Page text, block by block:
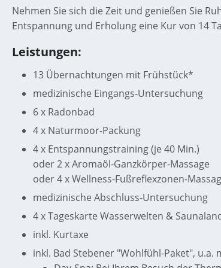
Nehmen Sie sich die Zeit und genießen Sie
Entspannung und Erholung eine Kur von 14
Leistungen:
13 Übernachtungen mit Frühstück*
medizinische Eingangs-Untersuchung
6 x Radonbad
4 x Naturmoor-Packung
4 x Entspannungstraining (je 40 Min.)
oder 2 x Aromaöl-Ganzkörper-Massage
oder 4 x Wellness-Fußreflexzonen-
medizinische Abschluss-Untersuchung
4 x Tageskarte Wasserwelten &
inkl. Kurtaxe
inkl. Bad Stebener "Wohlfühl-Paket", u.a.